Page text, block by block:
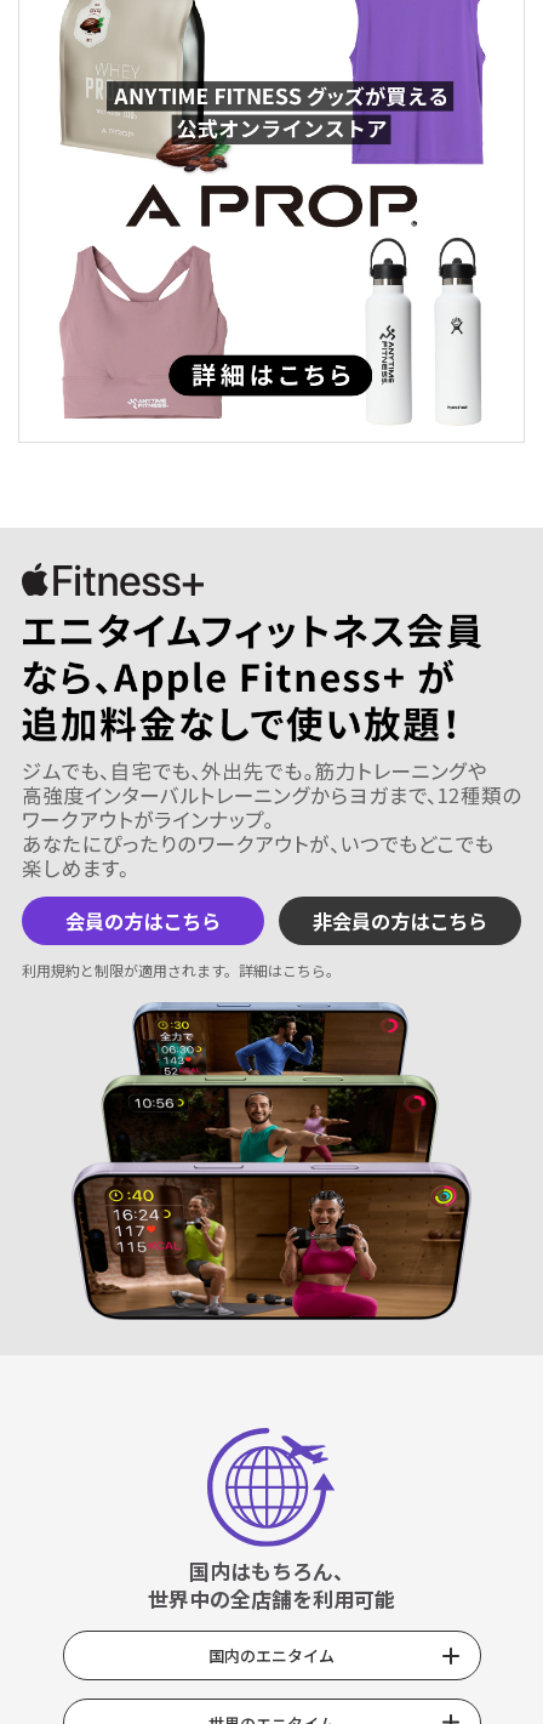
会員の方はこちら 非会員の方はこちら
利用規約と制限が適用されます。 詳細はこちら。
国内はもちろん、
世界中の全店舗を利用可能
国内のエニタイム